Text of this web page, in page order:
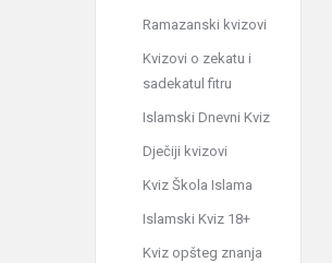
Ramazanski kvizovi
Kvizovi o zekatu i
sadekatul fitru
Islamski Dnevni Kviz
Dječiji kvizovi
Kviz Škola Islama
Islamski Kviz 18+
Kviz opšteg znanja